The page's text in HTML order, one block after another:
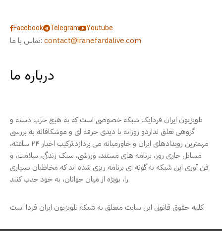
Facebook Telegram
Youtube
تماس با ما: contact@iranefardalive.com
درباره ما
تلویزیون ایران فردایک شبکه خصوصی است که به هیچ حزب دسته و
گروهی تعلق نداردو روزانه با دیدی حرفه ای و موشکافانه به بررسی
مهمترین رویدادهای ایران و خاورمیانه می پردازد.ترکیب اخبار ۲۴ ساعته،
مسایل جاری روز، برنامه های مستند، ورزشی، سبک زندگی، سلامت، و
فن آوری این شبکه به گونه ای برنامه ریزی شده اند که مخاطبان بسیاری
را، بویژه از میان جوانان، به خود جذب کنند.
کلیه حقوق قانونی این سایت متعلق به شبکه تلویزیون ایران فردا است.